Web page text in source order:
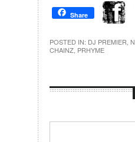
Share
POSTED IN: DJ PREMIER
CHAINZ, PRHYME